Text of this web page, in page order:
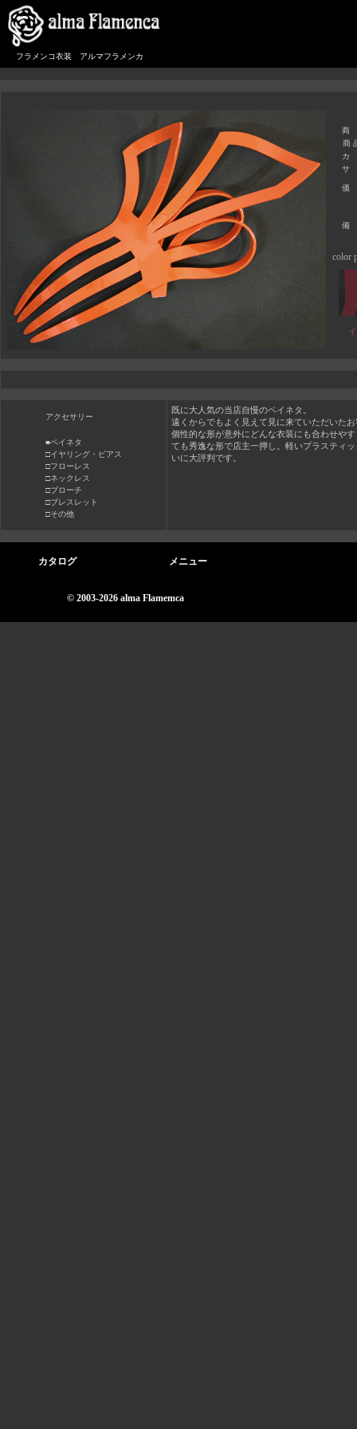
フラメンコ衣装 アルマフラメンカ
商
商
カ
サ
color
アクセサリー
■ペイネタ
□イヤリング・ピアス
□フローレス
□ネックレス
□ブローチ
□ブレスレット
□その他
既に大人気の当店自慢のペイネタ。
遠くからでもよく見えて見に来ていただいた
個性的な形が意外にどんな衣装にも合わせや
ても秀逸な形で店主一押し。軽いプラスティ
いに大評判です。
カタログ メニュー
© 2003-2026 alma Flamemca